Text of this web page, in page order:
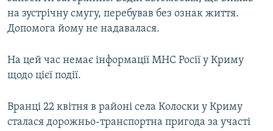
на зустрічну смугу, перебував без ознак життя.
Допомога йому не надавалася.
На цей час немає інформації МНС Росії у Криму
щодо цієї події.
Вранці 22 квітня в районі села Колоски у Криму
сталася дорожньо-транспортна пригода за участі